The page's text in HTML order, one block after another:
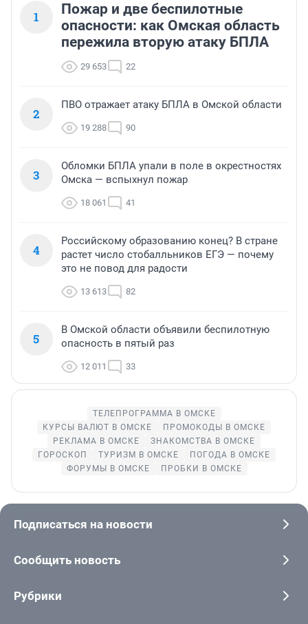
1
Пожар и две беспилотные
опасности: как Омская область
пережила вторую атаку БПЛА
29 653 22
2
ПВО отражает атаку БПЛА в Омской области
19 288 90
3
Обломки БПЛА упали в поле в окрестностях
Омска — вспыхнул пожар
18 061 41
4
Российскому образованию конец? В стране
растет число стобалльников ЕГЭ — почему
это не повод для радости
13 613 82
5
В Омской области объявили беспилотную
опасность в пятый раз
12 011 33
ТЕЛЕПРОГРАММА В ОМСКЕ
КУРСЫ ВАЛЮТ В ОМСКЕ
ПРОМОКОДЫ В ОМСКЕ
РЕКЛАМА В ОМСКЕ
ЗНАКОМСТВА В ОМСКЕ
ГОРОСКОП
ТУРИЗМ В ОМСКЕ
ПОГОДА В ОМСКЕ
ФОРУМЫ В ОМСКЕ
ПРОБКИ В ОМСКЕ
Подписаться на новости
Сообщить новость
Рубрики